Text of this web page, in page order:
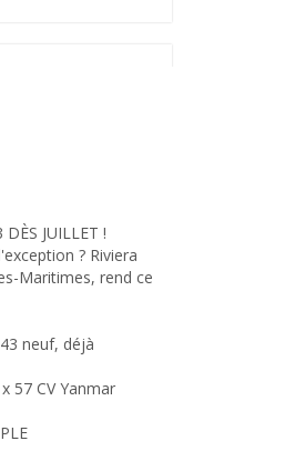
JUILLET !
? Riviera
Maritimes, rend ce
neuf, déjà
57 CV Yanmar